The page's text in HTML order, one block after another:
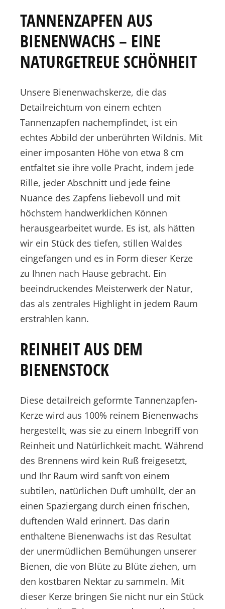
TANNENZAPFEN AUS
BIENENWACHS – EINE
NATURGETREUE SCHÖNHEIT
Unsere Bienenwachskerze, die das
Detailreichtum von einem echten
Tannenzapfen nachempfindet, ist ein
echtes Abbild der unberührten Wildnis. Mit
einer imposanten Höhe von etwa 8 cm
entfaltet sie ihre volle Pracht, indem jede
Rille, jeder Abschnitt und jede feine
Nuance des Zapfens liebevoll und mit
höchstem handwerklichen Können
herausgearbeitet wurde. Es ist, als hätten
wir ein Stück des tiefen, stillen Waldes
eingefangen und es in Form dieser Kerze
zu Ihnen nach Hause gebracht. Ein
beeindruckendes Meisterwerk der Natur,
das als zentrales Highlight in jedem Raum
erstrahlen kann.
REINHEIT AUS DEM
BIENENSTOCK
Diese detailreich geformte Tannenzapfen-
Kerze wird aus 100% reinem Bienenwachs
hergestellt, was sie zu einem Inbegriff von
Reinheit und Natürlichkeit macht. Während
des Brennens wird kein Ruß freigesetzt,
und Ihr Raum wird sanft von einem
subtilen, natürlichen Duft umhüllt, der an
einen Spaziergang durch einen frischen,
duftenden Wald erinnert. Das darin
enthaltene Bienenwachs ist das Resultat
der unermüdlichen Bemühungen unserer
Bienen, die von Blüte zu Blüte ziehen, um
den kostbaren Nektar zu sammeln. Mit
dieser Kerze bringen Sie nicht nur ein Stück